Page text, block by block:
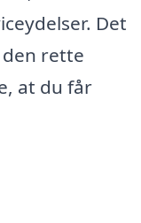
Det
rette
at du får